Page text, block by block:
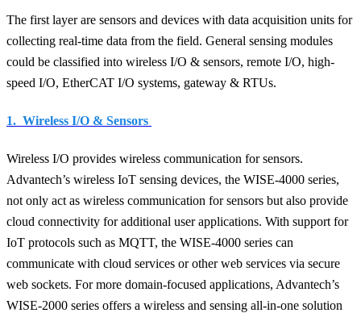
The first layer are sensors and devices with data acquisition units for
collecting real-time data from the field. General sensing modules
could be classified into wireless I/O & sensors, remote I/O, high-
speed I/O, EtherCAT I/O systems, gateway & RTUs.
1. Wireless I/O & Sensors
Wireless I/O provides wireless communication for sensors.
Advantech’s wireless IoT sensing devices, the WISE-4000 series,
not only act as wireless communication for sensors but also provide
cloud connectivity for additional user applications. With support for
IoT protocols such as MQTT, the WISE-4000 series can
communicate with cloud services or other web services via secure
web sockets. For more domain-focused applications, Advantech’s
WISE-2000 series offers a wireless and sensing all-in-one solution